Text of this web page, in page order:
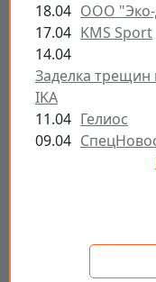
18.04 ООО
17.04 KMS Sport
14.04
Заделка трещин
IKA
11.04 Гелиос
09.04